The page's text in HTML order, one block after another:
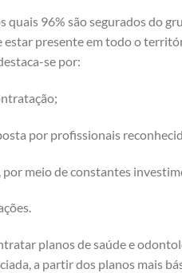
quais 96% são segurados do
estar presente em todo o
se por:
por profissionais
meio de constantes
planos de saúde e
a partir dos planos mais